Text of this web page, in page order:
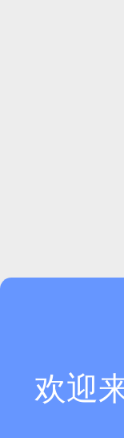
欢迎